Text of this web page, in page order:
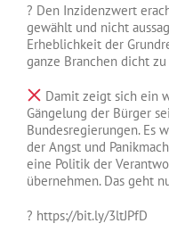
? Den Inzidenzwert
gewählt und nicht
Erheblichkeit der
ganze Branchen dicht
Damit zeigt sich ein
Gängelung der Bürger
Bundesregierungen. Es
der Angst und
eine Politik der
übernehmen. Das geht
? https://bit.ly/3ltJPfD